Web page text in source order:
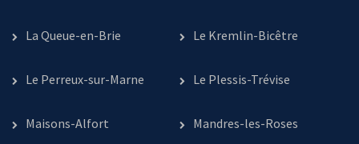
La Queue-en-Brie Le Kremlin-Bicêtre
Le Perreux-sur-Marne Le Plessis-Trévise
Maisons-Alfort Mandres-les-Roses